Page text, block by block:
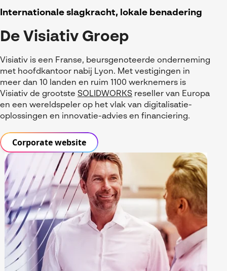
Visiativ Customer Service
Spare Parts Cloud Plarform
CATIA Composer
myCADtools
myPDMtools
Internationale slagkracht, lokale benadering
De Visiativ Groep
Visiativ is een Franse, beursgenoteerde onderneming
met hoofdkantoor nabij Lyon. Met vestigingen in
meer dan 10 landen en ruim 1100 werknemers is
Visiativ de grootste SOLIDWORKS reseller van Europa
en een wereldspeler op het vlak van digitalisatie-
oplossingen en innovatie-advies en financiering.
Corporate website